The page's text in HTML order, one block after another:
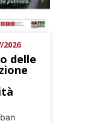
2026
delle